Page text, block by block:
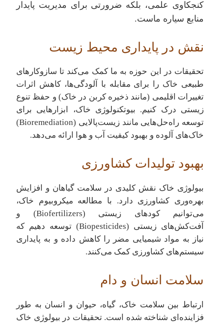
کنجکاوی علمی، بلکه ضرورتی برای مدیریت پایدار
منابع سیاره ماست.
نقش در پایداری محیط زیست
تحقیقات در این حوزه به ما کمک می‌کند تا سازوکارهای
طبیعی خاک را برای مقابله با آلودگی‌ها، کاهش اثرات
تغییرات اقلیمی (مانند ذخیره کربن در خاک) و حفظ تنوع
زیستی درک کنیم. بیوتکنولوژی خاک، ابزارهایی برای
توسعه راه‌حل‌هایی مانند زیست‌پالایی (Bioremediation)
خاک‌های آلوده و بهبود کیفیت آب و هوا ارائه می‌دهد.
بهبود تولیدات کشاورزی
بیولوژی خاک نقش کلیدی در سلامت گیاهان و افزایش
بهره‌وری کشاورزی دارد. با مطالعه میکروبیوم خاک،
می‌توانیم کودهای زیستی (Biofertilizers) و
آفت‌کش‌های زیستی (Biopesticides) توسعه دهیم که
نیاز به مواد شیمیایی مضر را کاهش داده و به پایداری
سیستم‌های کشاورزی کمک می‌کنند.
سلامت انسان و دام
ارتباط بین سلامت خاک، گیاه، حیوان و انسان به طور
فزاینده‌ای شناخته شده است. تحقیقات در بیولوژی خاک